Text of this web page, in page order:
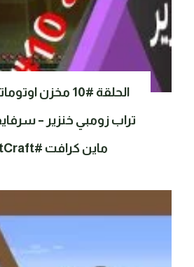
الحلقة #10 مخزن
ماين كرافت #SmartCraft